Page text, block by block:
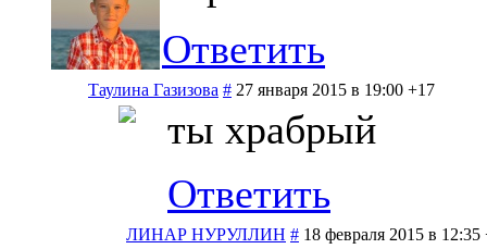
Ответить
Таулина Газизова # 27 января 2015 в 19:00 +17
ты храбрый
Ответить
ЛИНАР НУРУЛЛИН # 18 февраля 2015 в 12:35